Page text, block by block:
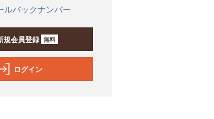
ルバックナンバー
規会員登録 無料
ログイン